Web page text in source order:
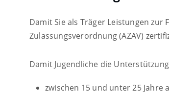
Damit Sie als Träger Leistungen
Zulassungsverordnung (AZAV)
Damit Jugendliche die
zwischen 15 und unter 25 Jahre